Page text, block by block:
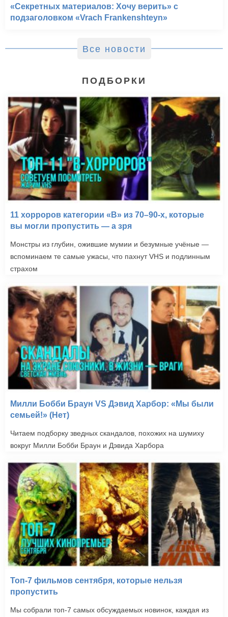
«Секретных материалов: Хочу верить» с
подзаголовком «Vrach Frankenshteyn»
Все новости
ПОДБОРКИ
11 хорроров категории «B» из 70–90-х, которые
вы могли пропустить — а зря
Монстры из глубин, ожившие мумии и безумные учёные —
вспоминаем те самые ужасы, что пахнут VHS и подлинным
страхом
Милли Бобби Браун VS Дэвид Харбор: «Мы были
семьей!» (Нет)
Читаем подборку зведных скандалов, похожих на шумиху
вокруг Милли Бобби Браун и Дэвида Харбора
Топ-7 фильмов сентября, которые нельзя
пропустить
Мы собрали топ-7 самых обсуждаемых новинок, каждая из